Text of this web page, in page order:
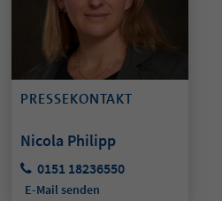
PRESSEKONTAKT
Nicola Philipp
0151 18236550
E-Mail senden